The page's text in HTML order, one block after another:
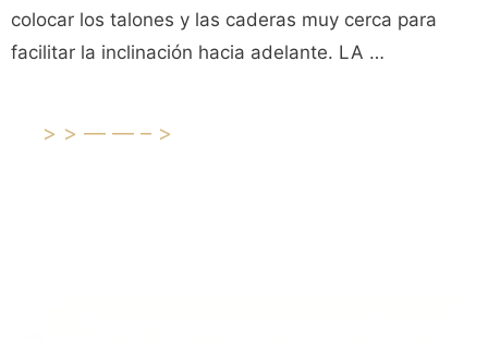
colocar los talones y las caderas muy cerca para
facilitar la inclinación hacia adelante. LA …
>>——–>